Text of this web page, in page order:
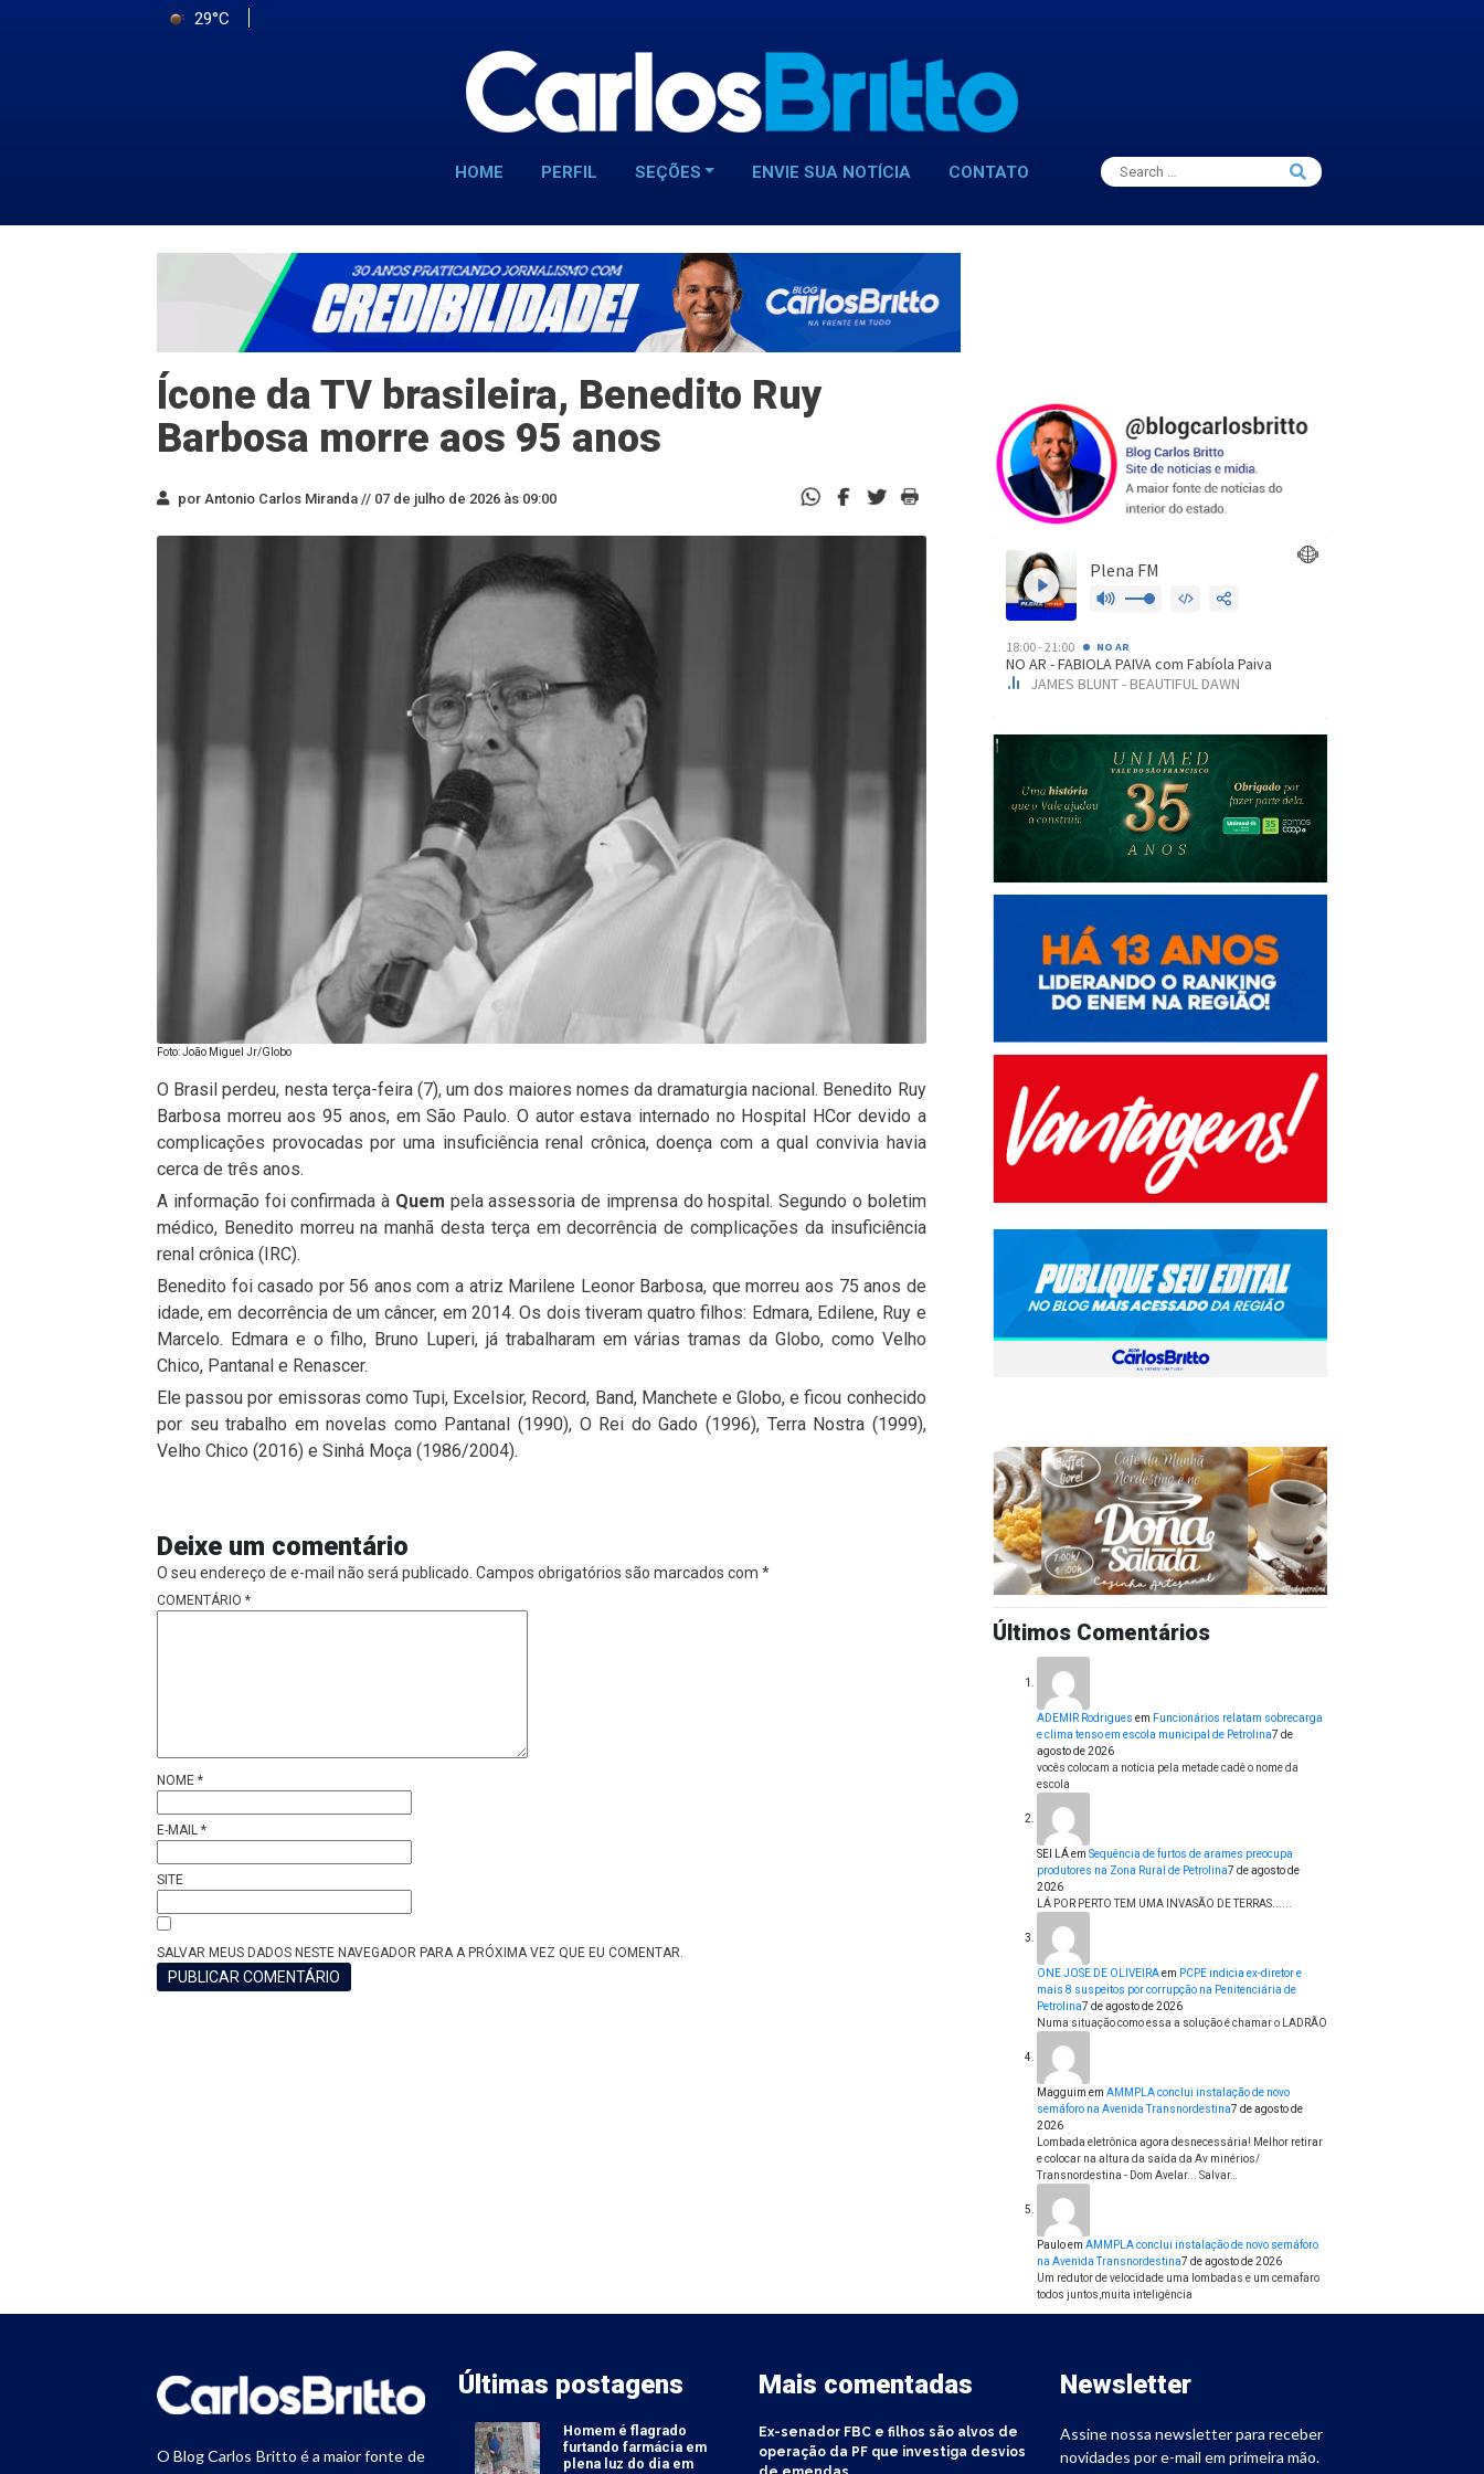
29°C
HOME PERFIL SEÇÕES ENVIE SUA NOTÍCIA CONTATO
Search
for:
Search
Ícone da TV brasileira, Benedito Ruy
Barbosa morre aos 95 anos
por Antonio Carlos Miranda // 07 de julho de 2026 às 09:00
Foto: João Miguel Jr/Globo
O Brasil perdeu, nesta terça-feira (7), um dos maiores nomes da dramaturgia nacional. Benedito Ruy
Barbosa morreu aos 95 anos, em São Paulo. O autor estava internado no Hospital HCor devido a
complicações provocadas por uma insuficiência renal crônica, doença com a qual convivia havia
cerca de três anos.
A informação foi confirmada à Quem pela assessoria de imprensa do hospital. Segundo o boletim
médico, Benedito morreu na manhã desta terça em decorrência de complicações da insuficiência
renal crônica (IRC).
Benedito foi casado por 56 anos com a atriz Marilene Leonor Barbosa, que morreu aos 75 anos de
idade, em decorrência de um câncer, em 2014. Os dois tiveram quatro filhos: Edmara, Edilene, Ruy e
Marcelo. Edmara e o filho, Bruno Luperi, já trabalharam em várias tramas da Globo, como Velho
Chico, Pantanal e Renascer.
Ele passou por emissoras como Tupi, Excelsior, Record, Band, Manchete e Globo, e ficou conhecido
por seu trabalho em novelas como Pantanal (1990), O Rei do Gado (1996), Terra Nostra (1999),
Velho Chico (2016) e Sinhá Moça (1986/2004).
Deixe um comentário
O seu endereço de e-mail não será publicado. Campos obrigatórios são marcados com *
COMENTÁRIO *
NOME *
E-MAIL *
SITE
SALVAR MEUS DADOS NESTE NAVEGADOR PARA A PRÓXIMA VEZ QUE EU COMENTAR.
Últimos Comentários
ADEMIR Rodrigues em Funcionários relatam sobrecarga
e clima tenso em escola municipal de Petrolina7 de
agosto de 2026
vocês colocam a notícia pela metade cadê o nome da
escola
SEI LÁem Sequência de furtos de arames preocupa
produtores na Zona Rural de Petrolina7 de agosto de
2026
LÁ POR PERTO TEM UMA INVASÃO DE TERRAS......
ONE JOSE DE OLIVEIRAem PCPE indicia ex-diretor e
mais 8 suspeitos por corrupção na Penitenciária de
Petrolina7 de agosto de 2026
Numa situação como essa a solução é chamar o LADRÃO
Magguim em AMMPLA conclui instalação de novo
semáforo na Avenida Transnordestina7 de agosto de
2026
Lombada eletrônica agora desnecessária! Melhor retirar
e colocar na altura da saída da Av minérios/
Transnordestina - Dom Avelar... Salvar…
Pauloem AMMPLA conclui instalação de novo semáforo
na Avenida Transnordestina7 de agosto de 2026
Um redutor de velocidade uma lombadas e um cemafaro
todos juntos,muita inteligência
O Blog Carlos Britto é a maior fonte de
Últimas postagens
Homem é flagrado
furtando farmácia em
plena luz do dia em
Mais comentadas
Ex-senador FBC e filhos são alvos de
operação da PF que investiga desvios
Newsletter
Assine nossa newsletter para receber
novidades por e-mail em primeira mão.